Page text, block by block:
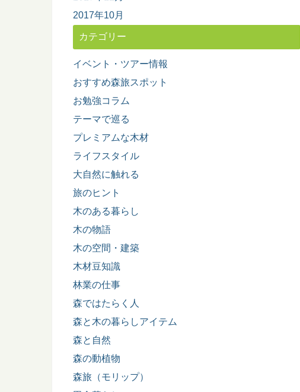
2017年10月
カテゴリー
イベント・ツアー情報
おすすめ森旅スポット
お勉強コラム
テーマで巡る
プレミアムな木材
ライフスタイル
大自然に触れる
旅のヒント
木のある暮らし
木の物語
木の空間・建築
木材豆知識
林業の仕事
森ではたらく人
森と木の暮らしアイテム
森と自然
森の動植物
森旅（モリップ）